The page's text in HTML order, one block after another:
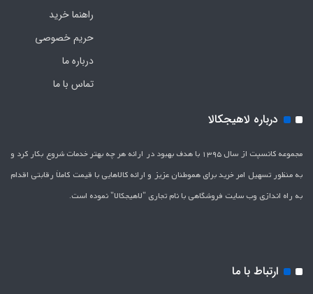
راهنما خرید
حریم خصوصی
درباره ما
تماس با ما
درباره لاهیجکالا
مجموعه کانسپت از سال 1395 با هدف بهبود در ارائه هر چه بهتر خدمات شروع بکار کرد و
به منظور تسهیل امر خرید برای هموطنان عزیز و ارائه کالاهایی با قیمت کاملاَ رقابتی اقدام
به راه اندازی وب سایت فروشگاهی با نام تجاری "لاهیج­کالا" نموده است.
ارتباط با ما